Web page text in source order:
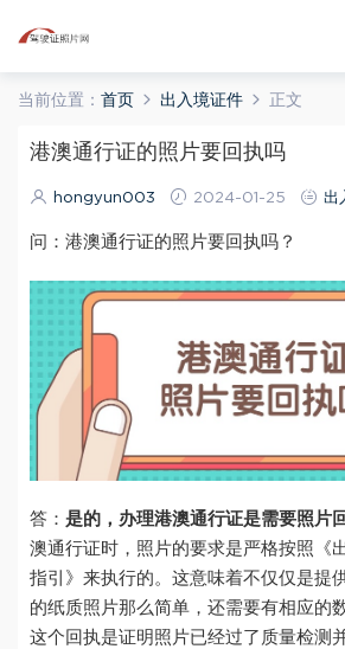
当前位置： 首页 出入境证件 正文
港澳通行证的照片要回执吗
hongyun003 2024-01-25 出
问：港澳通行证的照片要回执吗？
答： 是的，办理港澳通行证是需要照片
澳通行证时，照片的要求是严格按照《
指引》来执行的。这意味着不仅仅是提
的纸质照片那么简单，还需要有相应的
这个回执是证明照片已经过了质量检测